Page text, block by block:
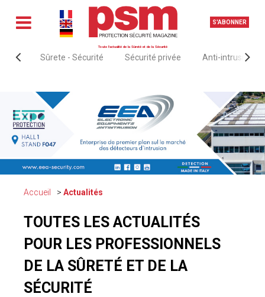
S'ABONNER
Toute l'actualité de la Sûreté et de la Sécurité
Sûrete - Sécurité Sécurité privée Anti-intrusion &
Accueil Actualités
TOUTES LES ACTUALITÉS
POUR LES PROFESSIONNELS
DE LA SÛRETÉ ET DE LA
SÉCURITÉ